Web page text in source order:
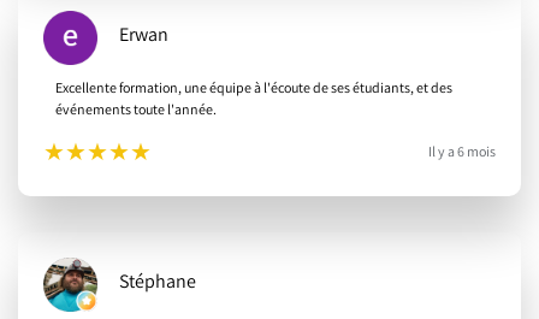
Erwan
Excellente formation, une équipe à l'écoute de ses étudiants, et des
événements toute l'année.
★★★★★ Il y a 6 mois
Stéphane